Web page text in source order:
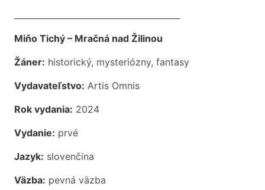
Miňo Tichý – Mračná nad Žilinou
Žáner: historický, mysteriózny, fantasy
Vydavateľstvo: Artis Omnis
Rok vydania: 2024
Vydanie: prvé
Jazyk: slovenčina
Väzba: pevná väzba